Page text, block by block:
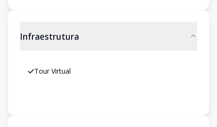
Infraestrutura
Tour Virtual